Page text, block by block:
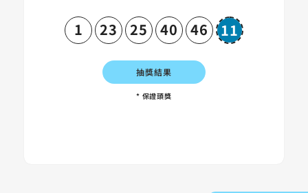
1 23 25 40 46 11Superball
抽獎結果
* 保證頭獎